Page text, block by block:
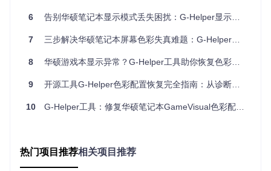
应用层：游戏或设计软件生成原始色彩数据
由屏幕呈现
这个链路就像一条色彩高速公路，而配置文件则是其中的"交
缺失时，系统只能使用通用默认值，就像所有车辆都以相同速
华硕GameVisual配置文件采用XML格式存储，主要包含：
6 告别华硕笔记本显示模式丢失困扰：G-Helper显示配置恢复全指南
7 三步解决华硕笔记本屏幕色彩失真难题：G-Helper让画面重焕生机
8 华硕游戏本显示异常？G-Helper工具助你恢复色彩体验
9 开源工具G-Helper色彩配置恢复完全指南：从诊断到高级应用
10 G-Helper工具：修复华硕笔记本GameVisual色彩配置丢失的高效方案
热门项目推荐相关项目推荐